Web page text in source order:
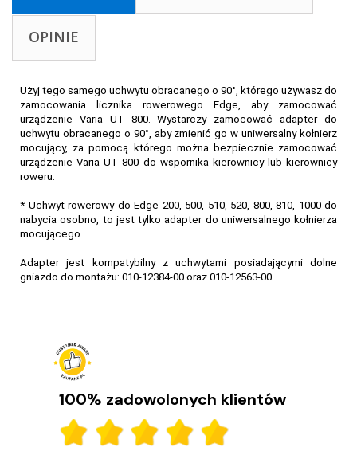
OPINIE
Użyj tego samego uchwytu obracanego o 90°, którego używasz do
zamocowania licznika rowerowego Edge, aby zamocować
urządzenie Varia UT 800. Wystarczy zamocować adapter do
uchwytu obracanego o 90°, aby zmienić go w uniwersalny kołnierz
mocujący, za pomocą którego można bezpiecznie zamocować
urządzenie Varia UT 800 do wspornika kierownicy lub kierownicy
roweru.
* Uchwyt rowerowy do Edge 200, 500, 510, 520, 800, 810, 1000 do
nabycia osobno, to jest tylko adapter do uniwersalnego kołnierza
mocującego.
Adapter jest kompatybilny z uchwytami posiadającymi dolne
gniazdo do montażu: 010-12384-00 oraz 010-12563-00.
100% zadowolonych klientów